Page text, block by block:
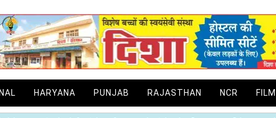
HARYANA PUNJAB RAJASTHAN NCR